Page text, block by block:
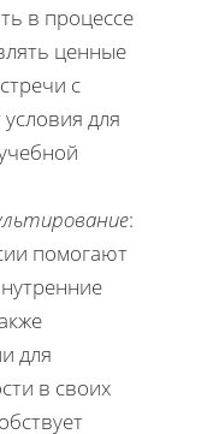
в процессе
ценные
с
для
:
помогают
для
в своих